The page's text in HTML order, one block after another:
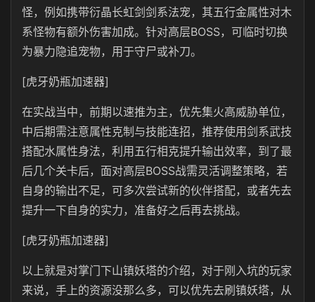
怪，例如携带衍晶长虹剑剑系法宠，其五行金属性对木
系怪物有额外伤害加成。针对高层BOSS，可临时切换
为暴力隐追宠物，用于守尸或补刀。
[虎牙奶瓶加速器]
在实战当中，前期以速推为主，优先集火高威胁单位，
中后期需注意属性克制与技能连招，推荐使用剑系武技
搭配水属性身法，利用五行相克提升输出效率，到了最
后几个关卡后，面对高层BOSS战需灵活调整策略，若
自身的输出不足，可多次尝试新的伙伴搭配，或者先去
提升一下自身的实力，准备好之后再去挑战。
[虎牙奶瓶加速器]
以上就是对掌门下山镇妖塔的介绍，对于刚入坑的玩家
来说，手上的资源没那么多，可以优先去刷镇妖塔，从